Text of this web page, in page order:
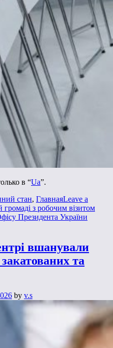
в “Ua”.
стан, ГлавнаяLeave a
з робочим візитом
Президента України
вшанували
та
by v.s